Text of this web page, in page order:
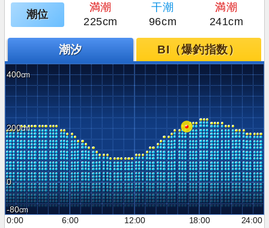
潮位
満潮 干潮
満潮
225cm
96cm 241cm
潮汐 BI（爆釣指数）
400
200
0
-80
0:00
6:00 12:00 18:00 24:00